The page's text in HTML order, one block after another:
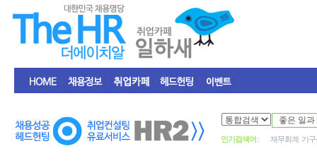
인기검색어 : 재무회계 기